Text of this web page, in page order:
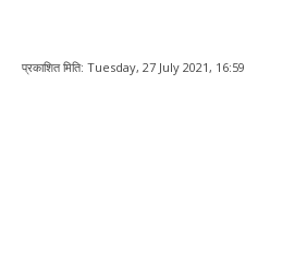
प्रकाशित मिति: Tuesday, 27 July 2021, 16:59